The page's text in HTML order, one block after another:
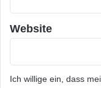
Website
Ich willige ein, dass